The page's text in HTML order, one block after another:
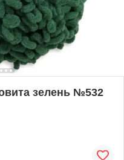
зелень №532